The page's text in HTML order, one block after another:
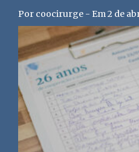
Por coocirurge - Em 2 de